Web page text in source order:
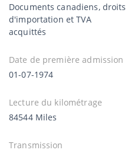
Documents canadiens, droits
d'importation et TVA
acquittés
Date de première admission
01-07-1974
Lecture du kilométrage
84544 Miles
Transmission